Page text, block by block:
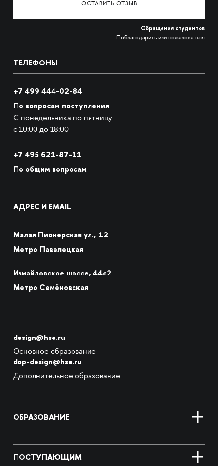
ОСТАВИТЬ ОТЗЫВ
Обращения студентов
Поблагодарить или пожаловаться
ТЕЛЕФОНЫ
+7 499 444-02-84
По вопросам поступления
С понедельника по пятницу
с 10:00 до 18:00
+7 495 621-87-11
По общим вопросам
АДРЕС И EMAIL
Малая Пионерская ул., 12
Метро Павелецкая
Измайловское шоссе, 44с2
Метро Семёновская
design@hse.ru
Основное образование
dop-design@hse.ru
Дополнительное образование
ОБРАЗОВАНИЕ
ПОСТУПАЮЩИМ